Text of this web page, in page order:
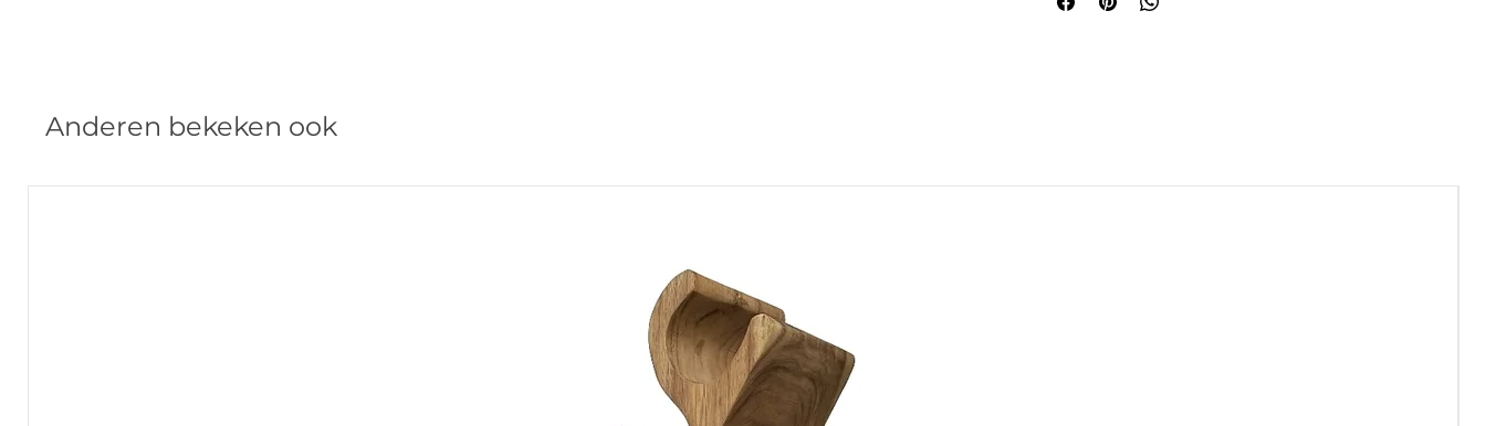
Anderen bekeken ook